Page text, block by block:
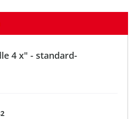
4 x" - standard-